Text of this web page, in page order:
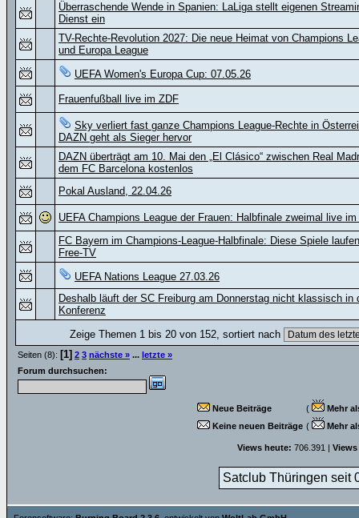
Überraschende Wende in Spanien: LaLiga stellt eigenen
Dienst ein
TV-Rechte-Revolution 2027: Die neue Heimat von Champions
und Europa League
UEFA Women's Europa Cup: 07.05.26
Frauenfußball live im ZDF
Sky verliert fast ganze Champions League-Rechte in
DAZN geht als Sieger hervor
DAZN überträgt am 10. Mai den „El Clásico“ zwischen Real
dem FC Barcelona kostenlos
Pokal Ausland, 22.04.26
UEFA Champions League der Frauen: Halbfinale zweimal live
FC Bayern im Champions-League-Halbfinale: Diese Spiele
Free-TV
UEFA Nations League 27.03.26
Deshalb läuft der SC Freiburg am Donnerstag nicht klassisch in
Konferenz
Zeige Themen 1 bis 20 von 152, sortiert nach
Seiten (8): [1] 2 3 nächste » ... letzte »
Forum durchsuchen:
Neue Beiträge (
Mehr
Keine neuen Beiträge ( Mehr
Views heute: 706.391 |
Satclub Thüringen seit